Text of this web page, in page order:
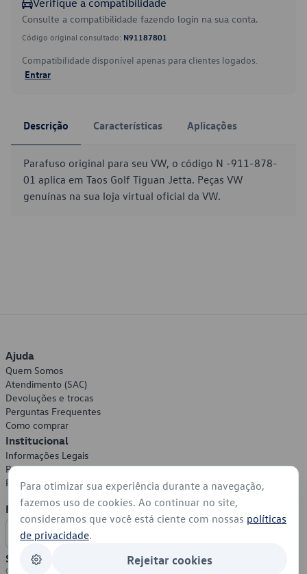
Verifique a compatibilidade
Consulte a compatibilidade fazendo login na sua conta.
Código original consultado: N91187801
Compatibilidade disponível apenas para clientes logados.
Entrar
Descrição Características Aplicações
Parafuso original para seu VW, o código N -911-878-
01 aplica em Taos Golf Tiguan Jetta. Peças VW
genuínas na sua loja virtual oficial da VW.
Ajuda
Quem Somos
Atendimento (SAC)
Devoluções e trocas
Perguntas Frequentes
Como comprar
Institucional
Informações Legais
Política de Privacidade
Política de Cookies
Formas de Pagamento
Segurança
Para otimizar sua experiência durante a navegação,
fazemos uso de cookies. Ao continuar no site,
consideramos que você está ciente com nossas políticas
de privacidade.
Rejeitar cookies